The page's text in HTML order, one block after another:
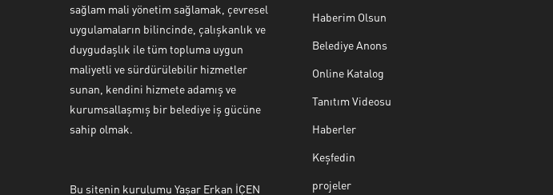
sağlam mali yönetim sağlamak, çevresel
uygulamaların bilincinde, çalışkanlık ve
duygudaşlık ile tüm topluma uygun
maliyetli ve sürdürülebilir hizmetler
sunan, kendini hizmete adamış ve
kurumsallaşmış bir belediye iş gücüne
sahip olmak.
Bu sitenin kurulumu Yaşar Erkan İÇEN
Haberim Olsun
Belediye Anons
Online Katalog
Tanıtım Videosu
Haberler
Keşfedin
projeler